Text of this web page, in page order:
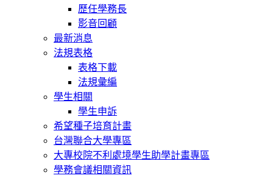
歷任學務長
影音回顧
最新消息
法規表格
表格下載
法規彙編
學生相關
學生申訴
希望種子培育計畫
台灣聯合大學專區
大專校院不利處境學生助學計畫專區
學務會議相關資訊